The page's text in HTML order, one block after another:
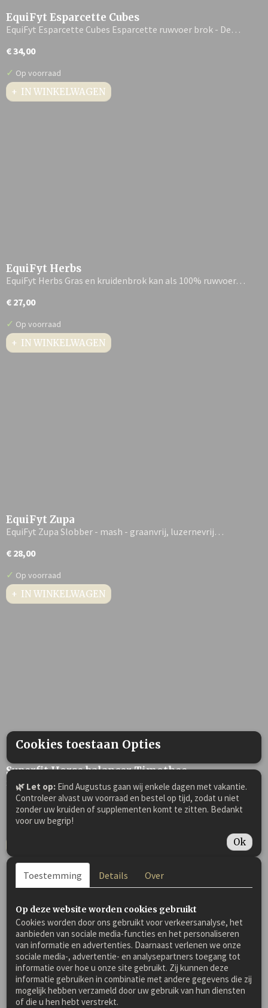
EquiFyt Esparcette Cubes
EquiFyt Esparcette Cubes Esparcette ruwvoer brok - De…
€ 34,00
✓ Op voorraad
IN WINKELWAGEN
EquiFyt Herbs
EquiFyt Herbs Gras en kruidenbrok kan als 100% ruwvoer…
€ 27,00
✓ Op voorraad
IN WINKELWAGEN
EquiFyt Zupa
EquiFyt Zupa Slobber - mash - graanvrij, luzernevrij…
€ 28,00
✓ Op voorraad
IN WINKELWAGEN
Superfit Horse balancer Timothee
Superfit Horse balancer Timothee Melassevrij, graanvrij,…
€ 46,49
Op voorraad
Cookies toestaan Opties
🌿 Let op: Eind Augustus gaan wij enkele dagen met vakantie.
Controleer alvast uw voorraad en bestel op tijd, zodat u niet
zonder uw kruiden of supplementen komt te zitten. Bedankt
voor uw begrip!
Ok
Toestemming Details Over
Op deze website worden cookies gebruikt
Cookies worden door ons gebruikt voor verkeersanalyse, het
aanbieden van sociale media-functies en het personaliseren
van informatie en advertenties. Daarnaast verlenen we onze
sociale media-, advertentie- en analysepartners toegang tot
informatie over hoe u onze site gebruikt. Zij kunnen deze
informatie gebruiken in combinatie met andere gegevens die zij
mogelijk hebben verzameld door uw gebruik van hun diensten
of die u hen hebt verstrekt.